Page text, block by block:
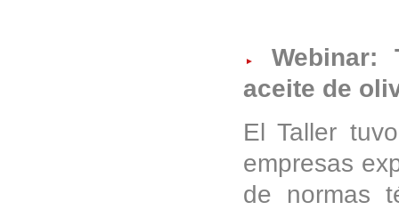
Webinar:
aceite de
El Taller
empresas
de normas